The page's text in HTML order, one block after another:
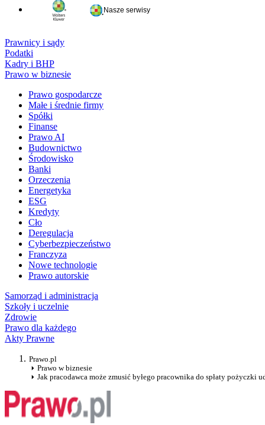
Nasze serwisy
Prawnicy i sądy
Podatki
Kadry i BHP
Prawo w biznesie
Prawo gospodarcze
Małe i średnie firmy
Spółki
Finanse
Prawo AI
Budownictwo
Środowisko
Banki
Orzeczenia
Energetyka
ESG
Kredyty
Cło
Deregulacja
Cyberbezpieczeństwo
Franczyza
Nowe technologie
Prawo autorskie
Samorząd i administracja
Szkoły i uczelnie
Zdrowie
Prawo dla każdego
Akty Prawne
Prawo.pl
Prawo w biznesie
Jak pracodawca może zmusić byłego pracownika do spłaty pożyczki